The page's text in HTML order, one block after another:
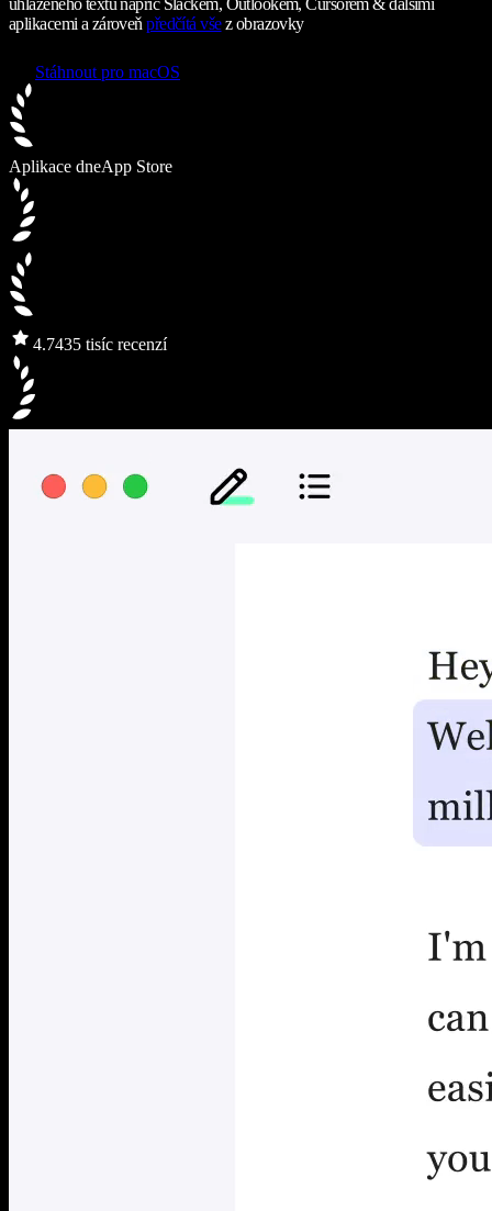
uhlazeného textu napříč Slackem, Outlookem, Cursořem & dalšími
aplikacemi a zároveňpředčítá všez obrazovky
Stáhnout pro macOS
Aplikace dneApp Store
4.7435 tisíc recenzí